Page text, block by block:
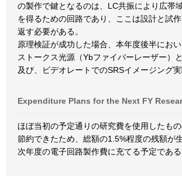
の製作で鍵となるのは、LC共振により広帯
を得るための回路であり、ここは設計と試
返す必要がある。
原理検証が成功した場合、本年度後半にお
ストークス光源（Ybファイバーレーザー）
及び、ビデオレートでのSRSイメージング実
Expenditure Plans for the Next FY
ほぼ当初の予定通りの研究費を使用したも
節約できたため、総額の1.5%程度の残額が生
次年度の電子回路製作費に充てる予定である